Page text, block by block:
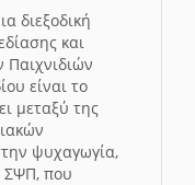
διεξοδική
και
είναι το
μεταξύ της
ψυχαγωγία,
ΣΨΠ, που